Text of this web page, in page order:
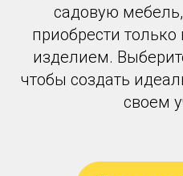
садовую
приобрести
изделием.
чтобы создать
своем